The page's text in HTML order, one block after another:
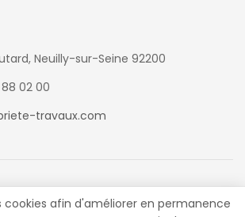
Neuilly-sur-Seine 92200
02 00
travaux.com
cookies afin d'améliorer en permanence